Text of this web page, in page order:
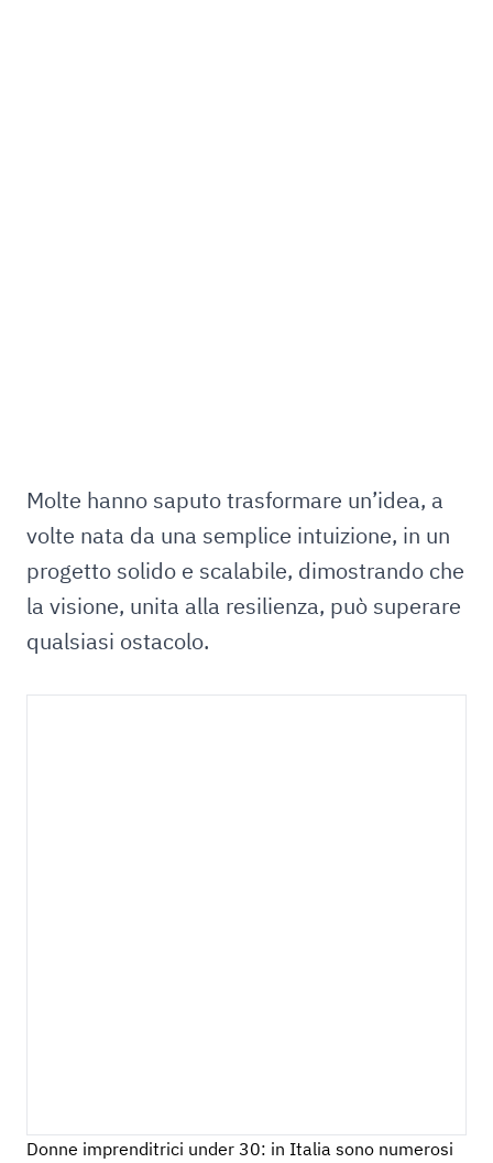
Molte hanno saputo trasformare un’idea, a
volte nata da una semplice intuizione, in un
progetto solido e scalabile, dimostrando che
la visione, unita alla resilienza, può superare
qualsiasi ostacolo.
Donne imprenditrici under 30: in Italia sono numerosi